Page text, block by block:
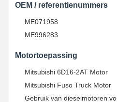
OEM / referentienummers
ME071958
ME996283
Motortoepassing
Mitsubishi 6D16-2AT Motor
Mitsubishi Fuso Truck Motor
Gebruik van dieselmotoren